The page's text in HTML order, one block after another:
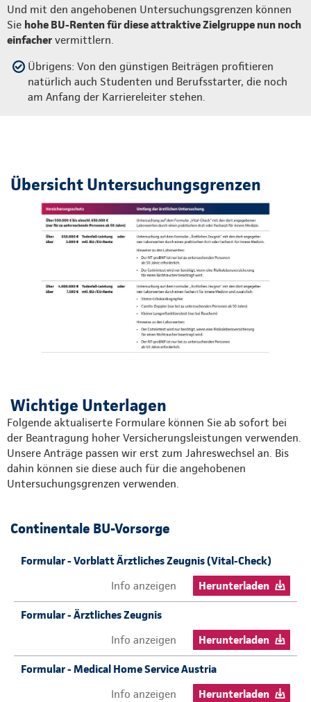
Und mit den angehobenen Untersuchungsgrenzen können
Sie hohe BU-Renten für diese attraktive Zielgruppe nun noch
einfacher vermittlern.
Übrigens: Von den günstigen Beiträgen profitieren
natürlich auch Studenten und Berufsstarter, die noch
am Anfang der Karriereleiter stehen.
Übersicht Untersuchungsgrenzen
Wichtige Unterlagen
Folgende aktualiserte Formulare können Sie ab sofort bei
der Beantragung hoher Versicherungsleistungen verwenden.
Unsere Anträge passen wir erst zum Jahreswechsel an. Bis
dahin können sie diese auch für die angehobenen
Untersuchungsgrenzen verwenden.
Continentale BU-Vorsorge
Formular - Vorblatt Ärztliches Zeugnis (Vital-Check)
Info anzeigen
Herunterladen
Formular - Ärztliches Zeugnis
Info anzeigen
Herunterladen
Formular - Medical Home Service Austria
Info anzeigen
Herunterladen